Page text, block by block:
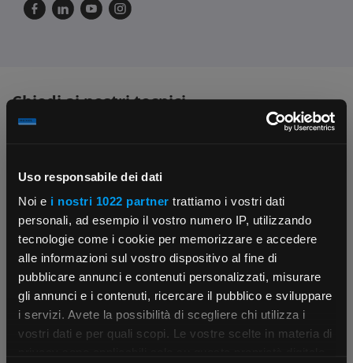
Uso responsabile dei dati
Noi e i nostri 1022 partner trattiamo i vostri dati
personali, ad esempio il vostro numero IP, utilizzando
tecnologie come i cookie per memorizzare e accedere
alle informazioni sul vostro dispositivo al fine di
pubblicare annunci e contenuti personalizzati, misurare
gli annunci e i contenuti, ricercare il pubblico e sviluppare
i servizi. Avete la possibilità di scegliere chi utilizza i
vostri dati e per quali scopi. Le vostre scelte in materia di
×
Chiedi ai nostri tecnici
Contattaci
Parla con il customer care dedicato
Fissa una consulenza
Ti affiancheremo passo dopo passo